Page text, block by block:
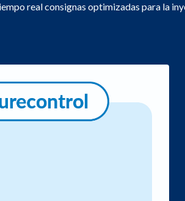
real consignas optimizadas para la